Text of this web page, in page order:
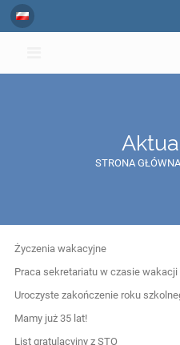
STRONA GŁÓWNA
Aktualności
Życzenia wakacyjne
Praca sekretariatu w czasie wakacji
Uroczyste zakończenie roku
Mamy już 35 lat!
List gratulacyjny z STO